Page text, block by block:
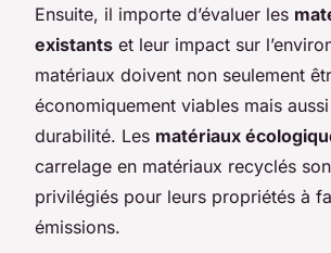
Ensuite, il importe d’évaluer les
existants et leur impact sur
matériaux doivent non seulement
économiquement viables mais
durabilité. Les matériaux
carrelage en matériaux recyclés
privilégiés pour leurs propriétés à
émissions.